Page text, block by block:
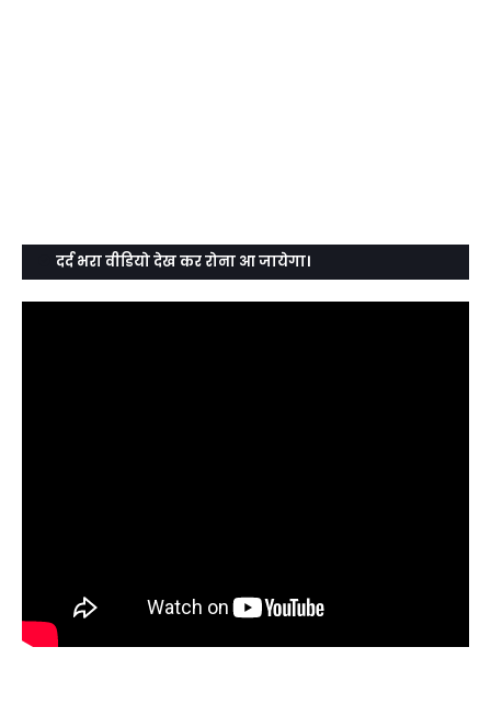
दर्द भरा वीडियो देख कर रोना आ जायेगा।